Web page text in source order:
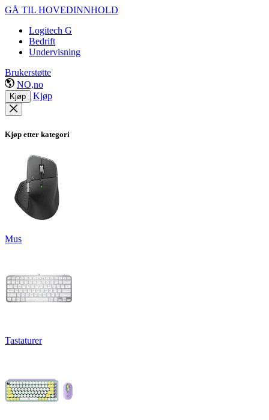
GÅ TIL HOVEDINNHOLD
Logitech G
Bedrift
Undervisning
Brukerstøtte
NO,no
Kjøp Kjøp
Kjøp etter kategori
Mus
Tastaturer